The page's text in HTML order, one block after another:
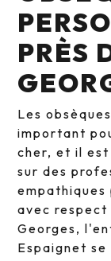
PRÈS
Les
important
cher, et il
sur des
avec
Georges,
Espaignet